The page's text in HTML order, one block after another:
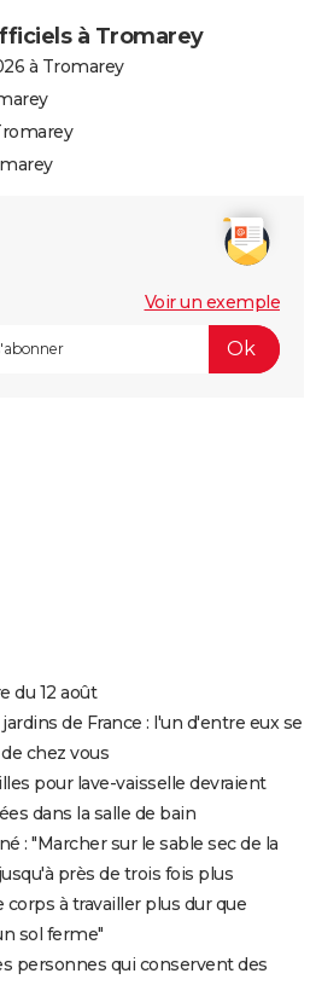
à Tromarey
à Tromarey
Voir un exemple
du 12 août
de France : l'un d'entre eux se
chez vous
pour lave-vaisselle devraient
dans la salle de bain
: "Marcher sur le sable sec de la
près de trois fois plus
corps à travailler plus dur que
sol ferme"
personnes qui conservent des